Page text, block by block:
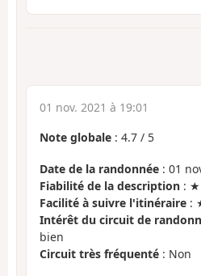
01 nov. 2021 à 19:01
Note globale : 4.7 / 5
Date de la randonnée : 01
Fiabilité de la description :
Facilité à suivre l'itinéraire :
Intérêt du circuit de
bien
Circuit très fréquenté : Non